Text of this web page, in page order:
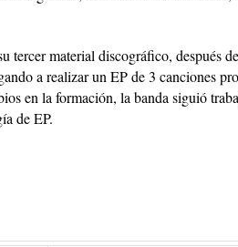
tercer material discográfico, después
a realizar un EP de 3 canciones
en la formación, la banda siguió
de EP.